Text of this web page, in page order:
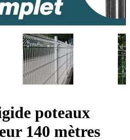
poteaux
140 mètres